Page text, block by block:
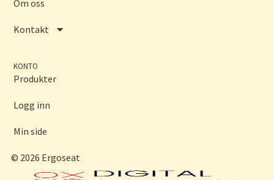
Om oss
Kontakt
KONTO
Produkter
Logg inn
Min side
© 2026 Ergoseat